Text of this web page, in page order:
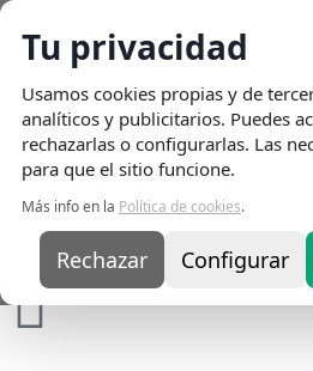
Tu privacidad
Usamos cookies propias y de
analíticos y publicitarios. Puedes
rechazarlas o configurarlas. Las
para que el sitio funcione.
Más info en la Política de cookies.
Rechazar Configurar
Envio Gratisen pedidos superiores